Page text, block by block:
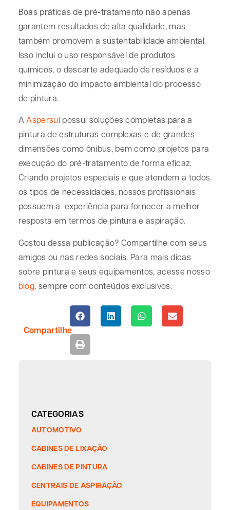
Boas práticas de pré-tratamento não apenas
garantem resultados de alta qualidade, mas
também promovem a sustentabilidade ambiental.
Isso inclui o uso responsável de produtos
químicos, o descarte adequado de resíduos e a
minimização do impacto ambiental do processo
de pintura.
AAspersul possui soluções completas para a
pintura de estruturas complexas e de grandes
dimensões como ônibus, bem como projetos para
execução do pré-tratamento de forma eficaz.
Criando projetos especiais e que atendem a todos
os tipos de necessidades, nossos profissionais
possuem a experiência para fornecer a melhor
resposta em termos de pintura e aspiração.
Gostou dessa publicação? Compartilhe com seus
amigos ou nas redes sociais. Para mais dicas
sobre pintura e seus equipamentos, acesse nosso
blog, sempre com conteúdos exclusivos.
Compartilhe
CATEGORIAS
AUTOMOTIVO
CABINES DE LIXAÇÃO
CABINES DE PINTURA
CENTRAIS DE ASPIRAÇÃO
EQUIPAMENTOS